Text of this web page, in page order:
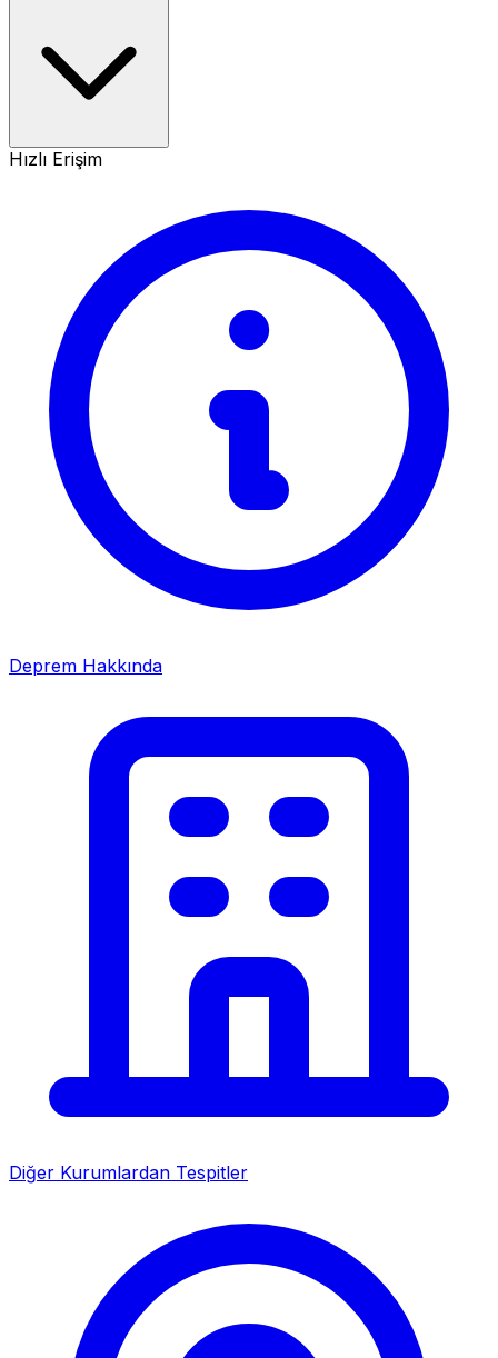
Hızlı Erişim
Deprem Hakkında
Diğer Kurumlardan Tespitler